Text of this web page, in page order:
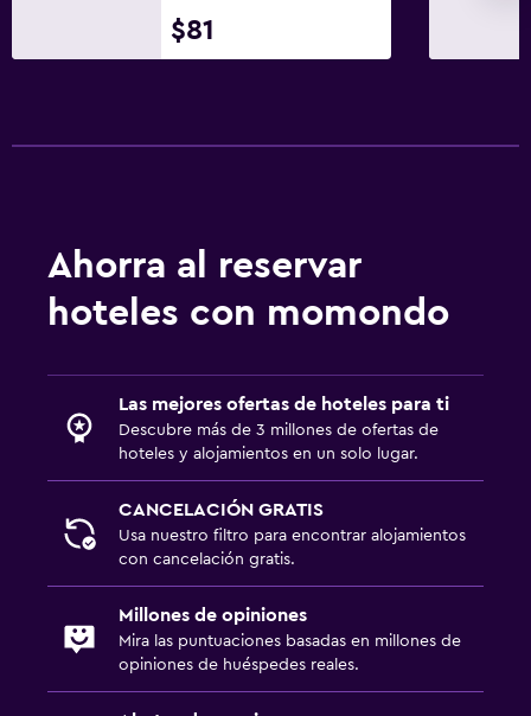
$81
Ahorra al reservar
hoteles con momondo
Las mejores ofertas de hoteles para ti
Descubre más de 3 millones de ofertas de
hoteles y alojamientos en un solo lugar.
CANCELACIÓN GRATIS
Usa nuestro filtro para encontrar alojamientos
con cancelación gratis.
Millones de opiniones
Mira las puntuaciones basadas en millones de
opiniones de huéspedes reales.